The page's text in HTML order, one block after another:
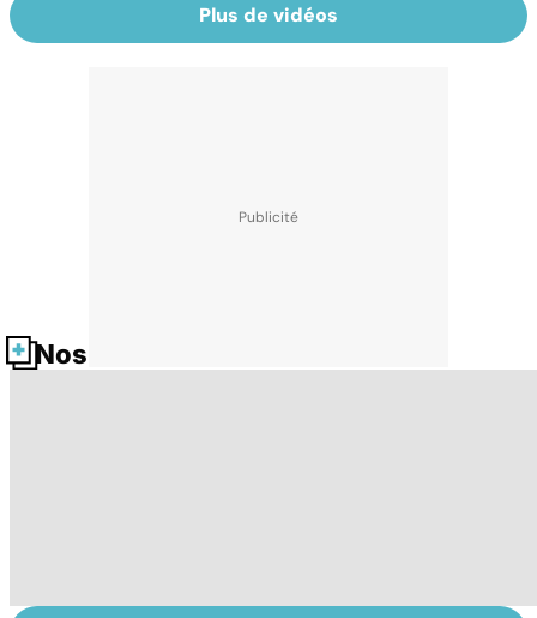
Plus de vidéos
Nos fiches santé